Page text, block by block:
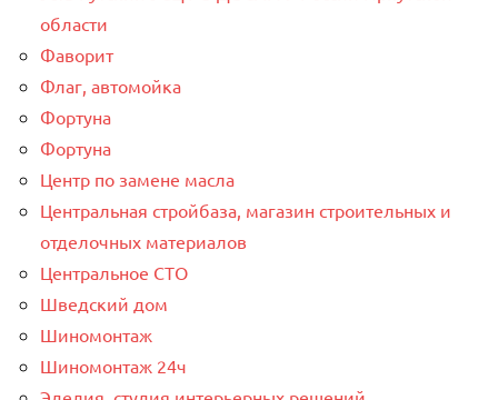
области
Фаворит
Флаг, автомойка
Фортуна
Фортуна
Центр по замене масла
Центральная стройбаза, магазин строительных и
отделочных материалов
Центральное СТО
Шведский дом
Шиномонтаж
Шиномонтаж 24ч